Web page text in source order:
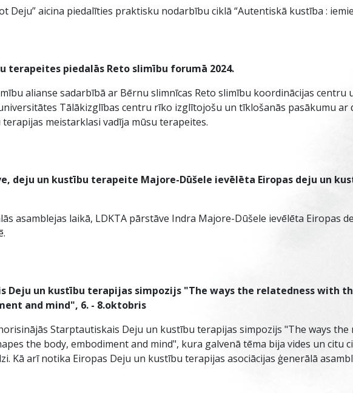
Deju” aicina piedalīties praktisku nodarbību ciklā “Autentiskā kustība :
terapeites piedalās Reto slimību forumā 2024.
alianse sadarbībā ar Bērnu slimnīcas Reto slimību koordinācijas
Tālākizglības centru rīko izglītojošu un tīklošanās pasākumu
meistarklasi vadīja mūsu terapeites.
deju un kustību terapeite Majore-Dūšele ievēlēta Eiropas deju un
asamblejas laikā, LDKTA pārstāve Indra Majore-Dūšele ievēlēta Eiropas
Deju un kustību terapijas simpozijs "The ways the relatedness with
and mind", 6. - 8.oktobris
Starptautiskais Deju un kustību terapijas simpozijs "The ways the
the body, embodiment and mind", kura galvenā tēma bija vides un citu
Kā arī notika Eiropas Deju un kustību terapijas asociācijas ģenerālā